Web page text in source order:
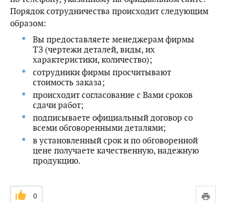
Порядок сотрудничества происходит следующим
образом:
Вы предоставляете менеджерам фирмы
ТЗ (чертежи деталей, виды, их
характеристики, количество);
сотрудники фирмы просчитывают
стоимость заказа;
происходит согласование с Вами сроков
сдачи работ;
подписываете официальный договор со
всеми обговоренными деталями;
в установленный срок и по обговоренной
цене получаете качественную, надежную
продукцию.
0